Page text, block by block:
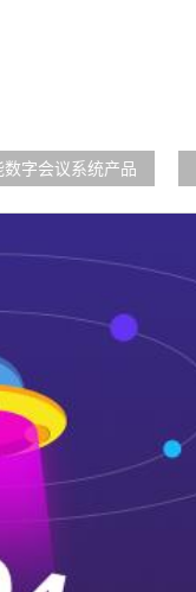
数字会议系统产品